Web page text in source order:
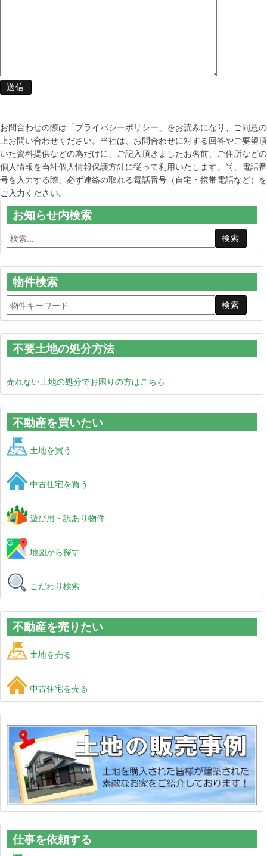
お問合わせの際は「プライバシーポリシー」をお読みになり、ご同意の
上お問い合わせください。当社は、お問合わせに対する回答やご要望頂
いた資料提供などの為だけに、ご記入頂きましたお名前、ご住所などの
個人情報を当社個人情報保護方針に従って利用いたします。尚、電話番
号を入力する際、必ず連絡の取れる電話番号（自宅・携帯電話など）を
ご入力ください。
お知らせ内検索
物件検索
不要土地の処分方法
売れない土地の処分でお困りの方はこちら
不動産を買いたい
土地を買う
中古住宅を買う
遊び用・訳あり物件
地図から探す
こだわり検索
不動産を売りたい
土地を売る
中古住宅を売る
仕事を依頼する